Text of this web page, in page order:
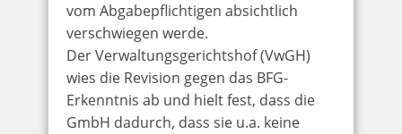
vom Abgabepflichtigen absichtlich
verschwiegen werde.
Der Verwaltungsgerichtshof (VwGH)
wies die Revision gegen das BFG-
Erkenntnis ab und hielt fest, dass die
GmbH dadurch, dass sie u.a. keine